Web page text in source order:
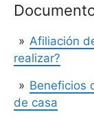
Afiliación
realizar?
Beneficios
de casa